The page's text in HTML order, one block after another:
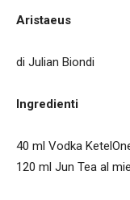
Aristaeus
di Julian Biondi
Ingredienti
40 ml Vodka
120 ml Jun Tea al